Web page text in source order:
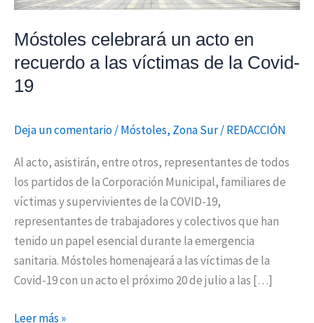
Móstoles celebrará un acto en
recuerdo a las víctimas de la Covid-
19
Deja un comentario/Móstoles, Zona Sur/REDACCIÓN
Al acto, asistirán, entre otros, representantes de todos
los partidos de la Corporación Municipal, familiares de
víctimas y supervivientes de la COVID-19,
representantes de trabajadores y colectivos que han
tenido un papel esencial durante la emergencia
sanitaria. Móstoles homenajeará a las víctimas de la
Covid-19 con un acto el próximo 20 de julio a las […]
de
19
Leer más »